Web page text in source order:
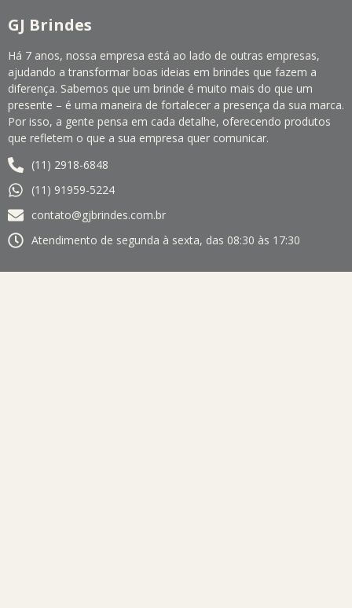
GJ Brindes
Há 7 anos, nossa empresa está ao lado de outras empresas,
ajudando a transformar boas ideias em brindes que fazem a
diferença. Sabemos que um brinde é muito mais do que um
presente – é uma maneira de fortalecer a presença da sua marca.
Por isso, a gente pensa em cada detalhe, oferecendo produtos
que refletem o que a sua empresa quer comunicar.
(11) 2918-6848
(11) 91959-5224
contato@gjbrindes.com.br
Atendimento de segunda à sexta, das 08:30 às 17:30